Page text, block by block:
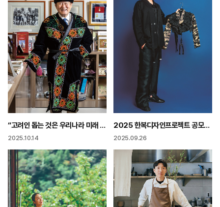
“고려인 돕는 것은 우리나라 미래 위한 일 고려인 정착이 지역 소멸 대안될 수 있어”
2025.10.14
2025 한복디자인프로젝트 공모전 대상 ‘바주요’ 박준용 대표
2025.09.26